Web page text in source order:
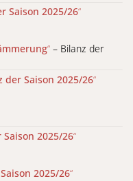
Saison 2025/26“
“ – Bilanz der
der Saison 2025/26“
Saison 2025/26“
2025/26“